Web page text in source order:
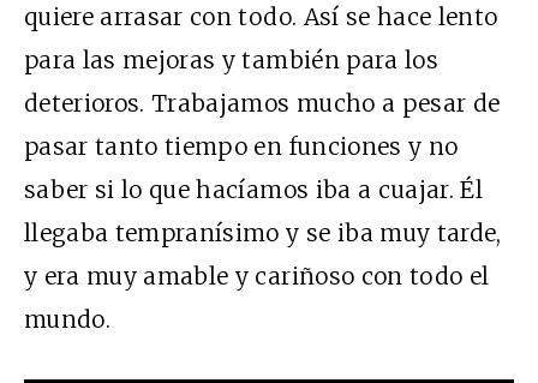
quiere arrasar con todo. Así se hace lento
para las mejoras y también para los
deterioros. Trabajamos mucho a pesar de
pasar tanto tiempo en funciones y no
saber si lo que hacíamos iba a cuajar. Él
llegaba tempranísimo y se iba muy tarde,
y era muy amable y cariñoso con todo el
mundo.